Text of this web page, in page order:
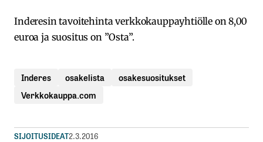
Inderesin tavoitehinta verkkokauppayhtiölle on 8,00
euroa ja suositus on ”Osta”.
Inderes osakelista
osakesuositukset
Verkkokauppa.com
SIJOITUSIDEAT2.3.2016